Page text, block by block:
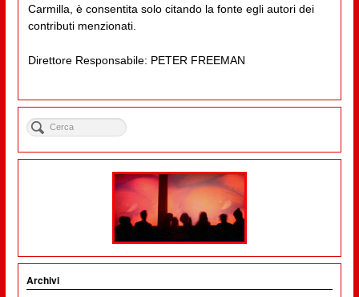
Carmilla, è consentita solo citando la fonte egli autori dei
contributi menzionati.
Direttore Responsabile: PETER FREEMAN
Archivi